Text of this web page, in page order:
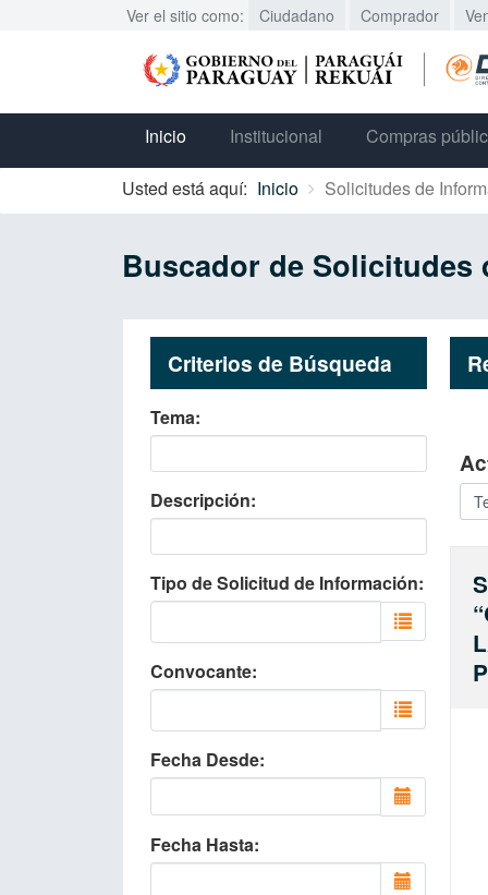
Ver el sitio como: Ciudadano Comprador
Inicio Institucional Compras
Usted está aquí: Inicio Solicitudes de
Buscador de Solicitudes
Criterios de Búsqueda
Tema
Descripción
Tipo de Solicitud de Información
Convocante
Fecha Desde
Fecha Hasta